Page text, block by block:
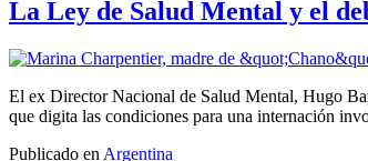
La Ley de Salud Mental y el
El ex Director Nacional de Salud Mental, Hugo
que digita las condiciones para una internación
Publicado en Argentina